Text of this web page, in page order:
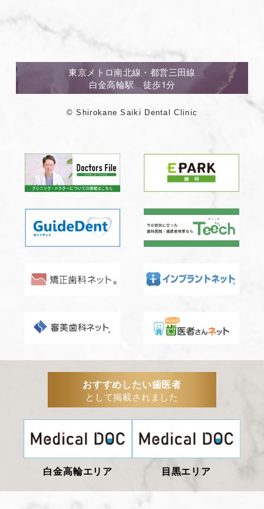
東京メトロ南北線・都営三田線
白金高輪駅 徒歩1分
© Shirokane Saiki Dental Clinic
おすすめしたい歯医者
として掲載されました
白金高輪エリア 目黒エリア